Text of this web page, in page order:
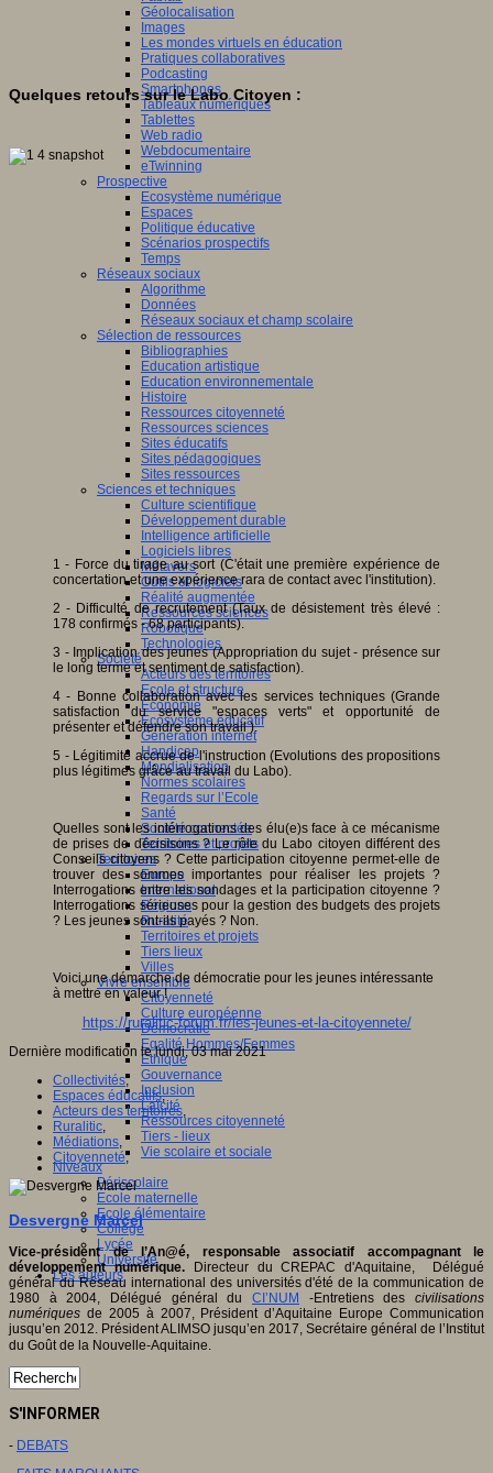
Géolocalisation
Images
Les mondes virtuels en éducation
Pratiques collaboratives
Podcasting
Smartphones
Tableaux numériques
Tablettes
Web radio
Webdocumentaire
eTwinning
Prospective
Ecosystème numérique
Espaces
Politique éducative
Scénarios prospectifs
Temps
Réseaux sociaux
Algorithme
Données
Réseaux sociaux et champ scolaire
Sélection de ressources
Bibliographies
Education artistique
Education environnementale
Histoire
Ressources citoyenneté
Ressources sciences
Sites éducatifs
Sites pédagogiques
Sites ressources
Sciences et techniques
Culture scientifique
Développement durable
Intelligence artificielle
Logiciels libres
Métavers
Outils et logiciels
Réalité augmentée
Ressources sciences
Robotique
Technologies
Société
Acteurs des territoires
Ecole et structure
Economie
Ecosystème éducatif
Génération internet
Handicap
Mondialisation
Normes scolaires
Regards sur l’Ecole
Santé
Société connectée
Territoires et projets
Territoires
Europe
International
Régions
Ruralité
Territoires et projets
Tiers lieux
Villes
Vivre ensemble
Citoyenneté
Culture européenne
Démocratie
Egalité Hommes/Femmes
Ethique
Gouvernance
Inclusion
Laïcité
Ressources citoyenneté
Tiers - lieux
Vie scolaire et sociale
Niveaux
Périscolaire
Ecole maternelle
Ecole élémentaire
Collège
Lycée
Université
Les auteurs
Quelques retours sur le Labo Citoyen :
1 - Force du tirage au sort (C'était une première expérience de
concertation et une expérience rara de contact avec l'institution).
2 - Difficulté de recrutement (Taux de désistement très élevé :
178 confirmés - 68 participants).
3 - Implication des jeunes (Appropriation du sujet - présence sur
le long terme et sentiment de satisfaction).
4 - Bonne collaboration avec les services techniques (Grande
satisfaction du service "espaces verts" et opportunité de
présenter et défendre son travail ).
5 - Légitimité accrue de l'instruction (Evolutions des propositions
plus légitimes grâce au travail du Labo).
Quelles sont les intérrogations des élu(e)s face à ce mécanisme
de prises de décisisons ? Le rôle du Labo citoyen différent des
Conseils citoyens ? Cette participation citoyenne permet-elle de
trouver des sommes importantes pour réaliser les projets ?
Interrogations entre les sondages et la participation citoyenne ?
Interrogations sérieuses pour la gestion des budgets des projets
? Les jeunes sont-ils payés ? Non.
Voici une démarche de démocratie pour les jeunes intéressante
à mettre en valeur !
https://ruralitic-forum.fr/les-jeunes-et-la-citoyennete/
Dernière modification le lundi, 03 mai 2021
Collectivités,
Espaces éducatifs,
Acteurs des territoires,
Ruralitic,
Médiations,
Citoyenneté,
Desvergne Marcel
Vice-président de l’An@é, responsable associatif accompagnant le
développement numérique.Directeur du CREPAC d'Aquitaine, Délégué
général du Réseau international des universités d'été de la communication de
1980 à 2004, Délégué général du CI’NUM -Entretiens des civilisations
numériques de 2005 à 2007, Président d’Aquitaine Europe Communication
jusqu’en 2012. Président ALIMSO jusqu’en 2017, Secrétaire général de l’Institut
du Goût de la Nouvelle-Aquitaine.
S'INFORMER
- DEBATS